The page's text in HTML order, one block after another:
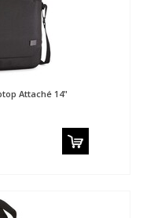
Attaché 14"